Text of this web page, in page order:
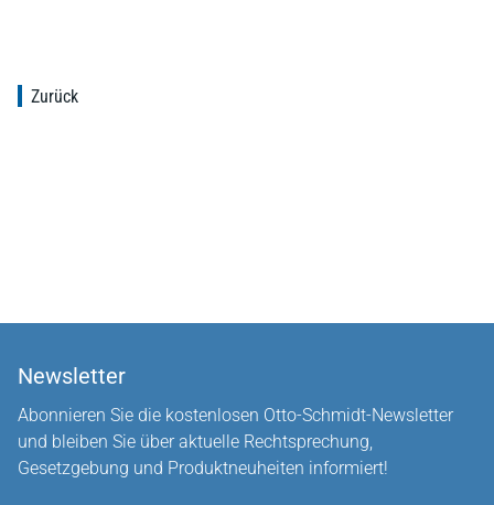
Zurück
Newsletter
Abonnieren Sie die kostenlosen Otto-Schmidt-Newsletter
und bleiben Sie über aktuelle Rechtsprechung,
Gesetzgebung und Produktneuheiten informiert!